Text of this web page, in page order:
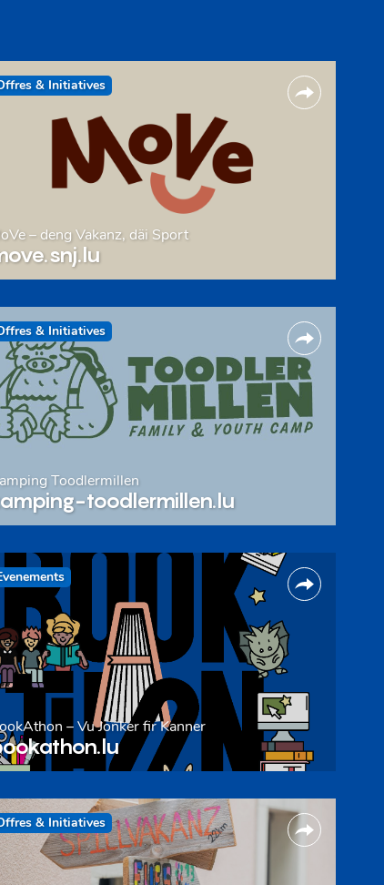
& Initiatives
– deng Vakanz, däi Sport
& Initiatives
Toodlermillen
toodlermillen.lu
– Vu Jonker fir Kanner
& Initiatives